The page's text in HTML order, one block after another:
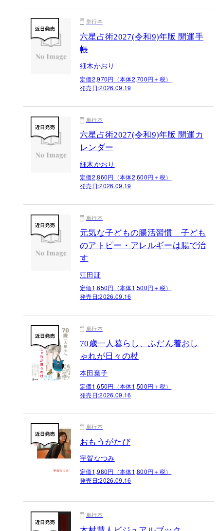
単行本
六星占術2027(令和9)年版 開運手
帳
細木かおり
定価2,970円（本体2,700円＋税）
発売日:2026.09.19
単行本
六星占術2027(令和9)年版 開運カ
レンダー
細木かおり
定価2,860円（本体2,600円＋税）
発売日:2026.09.19
単行本
元気な子どもの腸活習慣 子ども
のアトピー・アレルギーは腸で治
す
江田証
定価1,650円（本体1,500円＋税）
発売日:2026.09.16
単行本
70歳一人暮らし、ふだん着おし
ゃれが日々の杖
本田葉子
定価1,650円（本体1,500円＋税）
発売日:2026.09.16
単行本
おもうがたび
宇賀なつみ
定価1,980円（本体1,800円＋税）
発売日:2026.09.16
単行本